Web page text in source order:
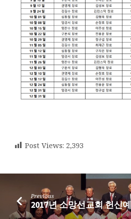
Post Views: 2,393
Previous
2017년 소망선교회 헌신